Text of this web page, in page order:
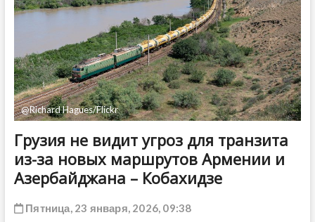
@Richard Hagues/Flickr
Грузия не видит угроз для транзита
из-за новых маршрутов Армении и
Азербайджана – Кобахидзе
Пятница, 23 января, 2026, 09:38